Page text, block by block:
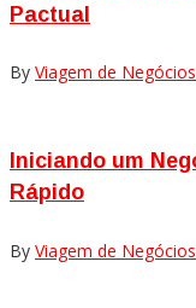
Pactual
By Viagem de Negócios
Iniciando um
Rápido
By Viagem de Negócios